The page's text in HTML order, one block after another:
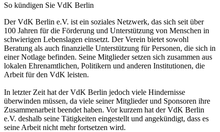
So kündigen Sie VdK Berlin
Der VdK Berlin e.V. ist ein soziales Netzwerk, das sich seit über
100 Jahren für die Förderung und Unterstützung von Menschen in
schwierigen Lebenslagen einsetzt. Der Verein bietet sowohl
Beratung als auch finanzielle Unterstützung für Personen, die sich in
einer Notlage befinden. Seine Mitglieder setzen sich zusammen aus
lokalen Ehrenamtlichen, Politikern und anderen Institutionen, die
Arbeit für den VdK leisten.
In letzter Zeit hat der VdK Berlin jedoch viele Hindernisse
überwinden müssen, da viele seiner Mitglieder und Sponsoren ihre
Zusammenarbeit beendet haben. Vor kurzem hat der VdK Berlin
e.V. deshalb seine Tätigkeiten eingestellt und angekündigt, dass es
seine Arbeit nicht mehr fortsetzen wird.